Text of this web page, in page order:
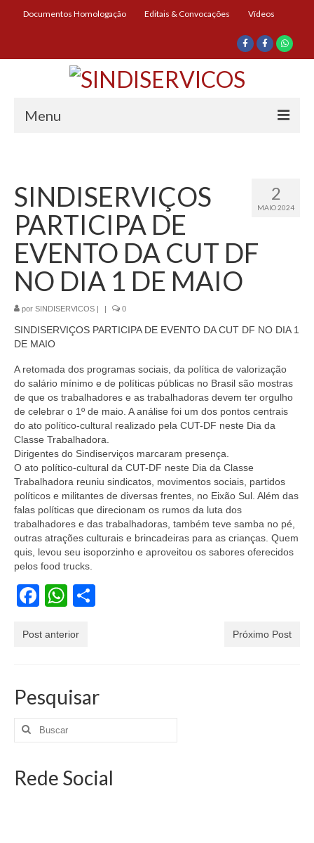
Documentos Homologação Editais & Convocações Vídeos
Menu
Diretoria
História
Documentos
Jornais
Cartilhas
Sites Importantes
Notícias
Contato
2
MAIO 2024
SINDISERVIÇOS
PARTICIPA DE
EVENTO DA CUT DF
NO DIA 1 DE MAIO
por SINDISERVICOS | | 0
SINDISERVIÇOS PARTICIPA DE EVENTO DA CUT DF NO DIA 1
DE MAIO
A retomada dos programas sociais, da política de valorização
do salário mínimo e de políticas públicas no Brasil são mostras
de que os trabalhadores e as trabalhadoras devem ter orgulho
de celebrar o 1º de maio. A análise foi um dos pontos centrais
do ato político-cultural realizado pela CUT-DF neste Dia da
Classe Trabalhadora.
Dirigentes do Sindiserviços marcaram presença.
O ato político-cultural da CUT-DF neste Dia da Classe
Trabalhadora reuniu sindicatos, movimentos sociais, partidos
políticos e militantes de diversas frentes, no Eixão Sul. Além das
falas políticas que direcionam os rumos da luta dos
trabalhadores e das trabalhadoras, também teve samba no pé,
outras atrações culturais e brincadeiras para as crianças. Quem
quis, levou seu isoporzinho e aproveitou os sabores oferecidos
pelos food trucks.
Facebook
WhatsApp
Post anterior Próximo Post
Pesquisar
Rede Social